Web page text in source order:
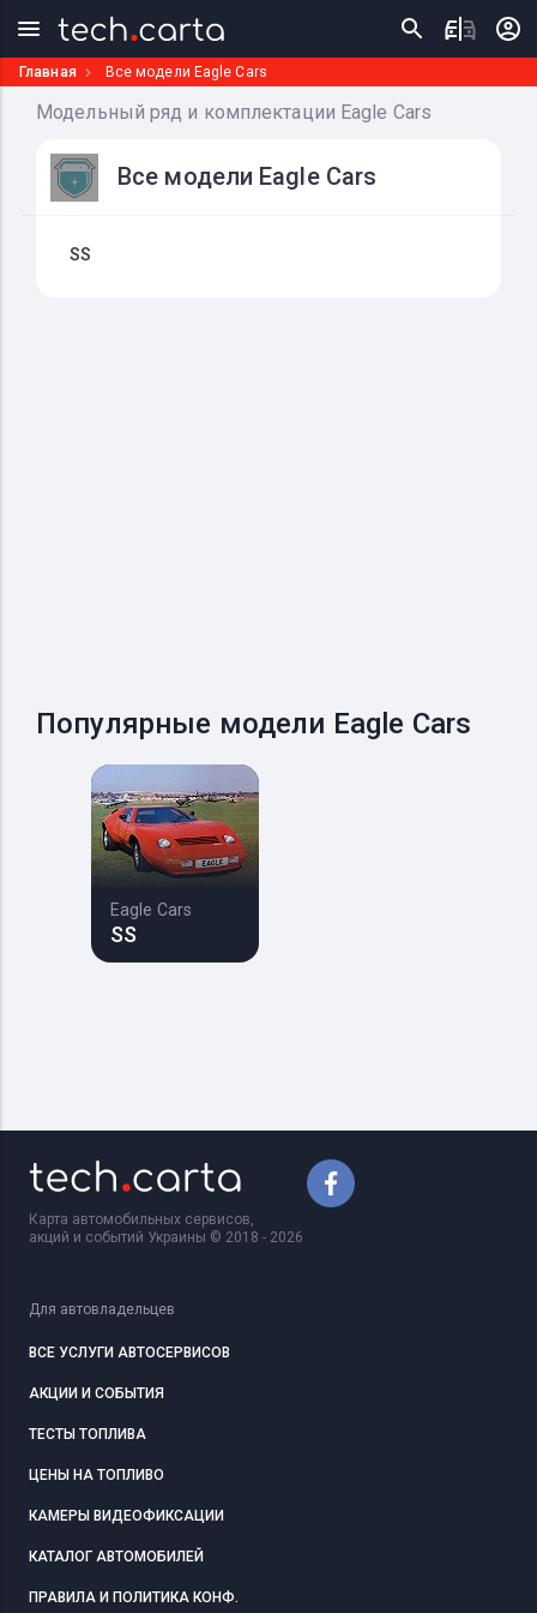
Главная Все модели Eagle Cars
Модельный ряд и комплектации Eagle Cars
Все модели Eagle Cars
SS
Популярные модели Eagle Cars
Eagle Cars
SS
Карта автомобильных сервисов,
акций и событий Украины © 2018 - 2026
Для автовладельцев
ВСЕ УСЛУГИ АВТОСЕРВИСОВ
АКЦИИ И СОБЫТИЯ
ТЕСТЫ ТОПЛИВА
ЦЕНЫ НА ТОПЛИВО
КАМЕРЫ ВИДЕОФИКСАЦИИ
КАТАЛОГ АВТОМОБИЛЕЙ
ПРАВИЛА И ПОЛИТИКА КОНФ.